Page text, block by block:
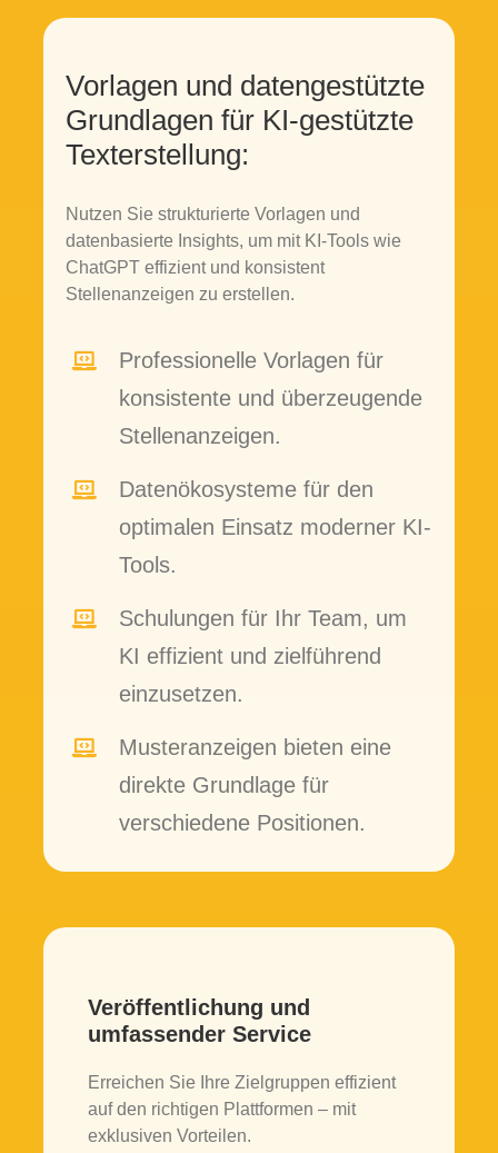
Vorlagen und datengestützte
Grundlagen für KI-gestützte
Texterstellung:
Nutzen Sie strukturierte Vorlagen und
datenbasierte Insights, um mit KI-Tools wie
ChatGPT effizient und konsistent
Stellenanzeigen zu erstellen.
Professionelle Vorlagen für
konsistente und überzeugende
Stellenanzeigen.
Datenökosysteme für den
optimalen Einsatz moderner KI-
Tools.
Schulungen für Ihr Team, um
KI effizient und zielführend
einzusetzen.
Musteranzeigen bieten eine
direkte Grundlage für
verschiedene Positionen.
Veröffentlichung und
umfassender Service
Erreichen Sie Ihre Zielgruppen effizient
auf den richtigen Plattformen – mit
exklusiven Vorteilen.